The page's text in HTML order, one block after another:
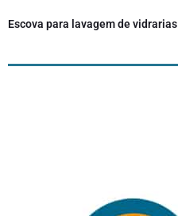
Escova para lavagem de vidrarias